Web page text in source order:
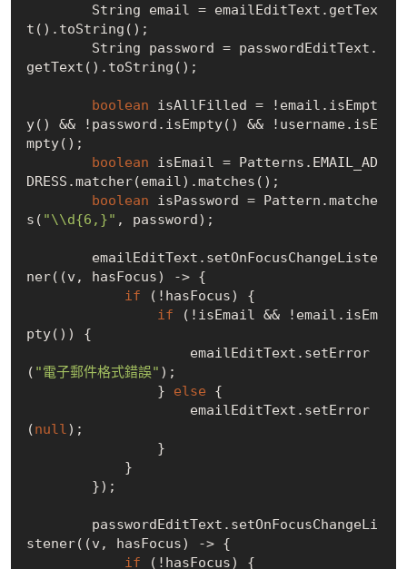
t().toString();
getText().toString();
boolean isAllFilled = !email.isEmpt
y() && !password.isEmpty() && !username.isE
mpty();
boolean isEmail = Patterns.EMAIL_AD
DRESS.matcher(email).matches();
boolean isPassword = Pattern.matche
s( "\\d{6,}" , password);
ner((v, hasFocus) -> {
if (!hasFocus) {
if (!isEmail && !email.isEm
pty()) {
( "電子郵件格式錯誤" );
                }
else {
(null);
stener((v, hasFocus) -> {
if (!hasFocus) {